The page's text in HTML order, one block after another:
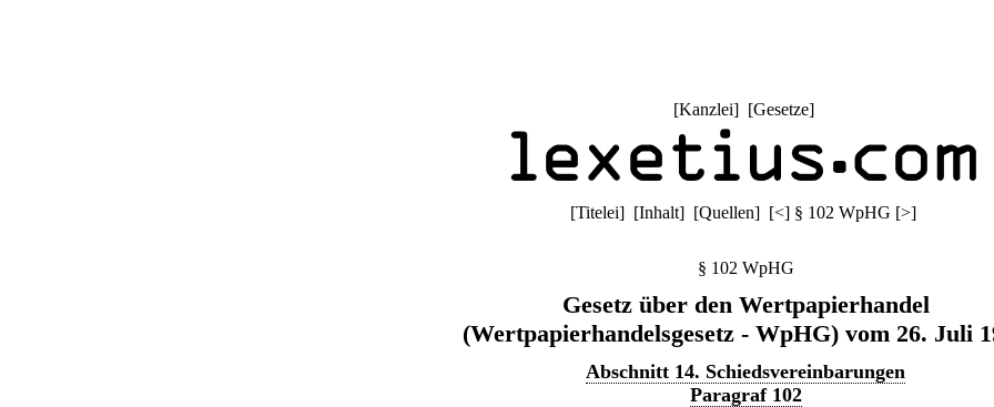
[Kanzlei] [Gesetze]
[Titelei] [Inhalt] [Quellen] [<] § 102 WpHG [>]
§ 102 WpHG
Gesetz über den Wertpapierhandel
(Wertpapierhandelsgesetz - WpHG) vom 26. Juli
Abschnitt 14. Schiedsvereinbarungen
Paragraf 102